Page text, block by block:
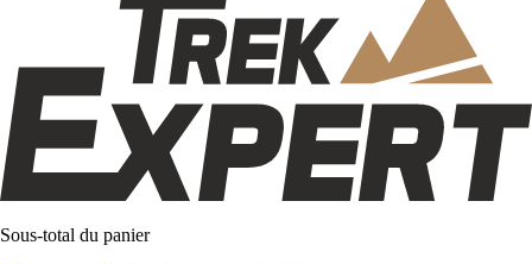
Sous-total du panier